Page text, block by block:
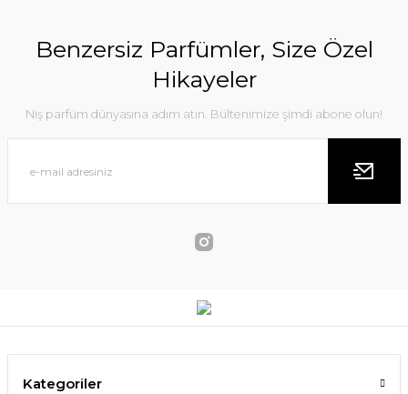
Benzersiz Parfümler, Size Özel
Hikayeler
Niş parfüm dünyasına adım atın. Bültenimize şimdi abone olun!
Kategoriler